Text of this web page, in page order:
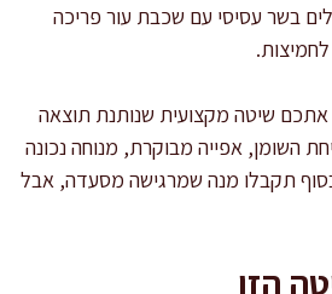
בשר עסיסי עם שכבת עור פריכה
לחמיצות.
שיטה מקצועית שנותנת תוצאה
השומן, אפייה מבוקרת, מנוחה נכונה
בסוף תקבלו מנה שמרגישה מסעדה, אבל
הזו